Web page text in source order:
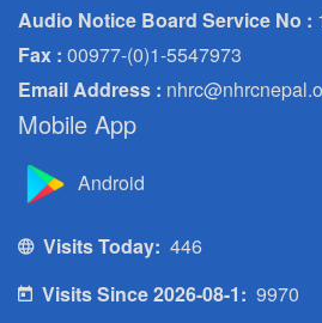
Audio Notice Board Service No :
Fax : 00977-(0)1-5547973
Email Address :
Mobile App
Android
Visits Today: 446
Visits Since 2026-08-1: 9970